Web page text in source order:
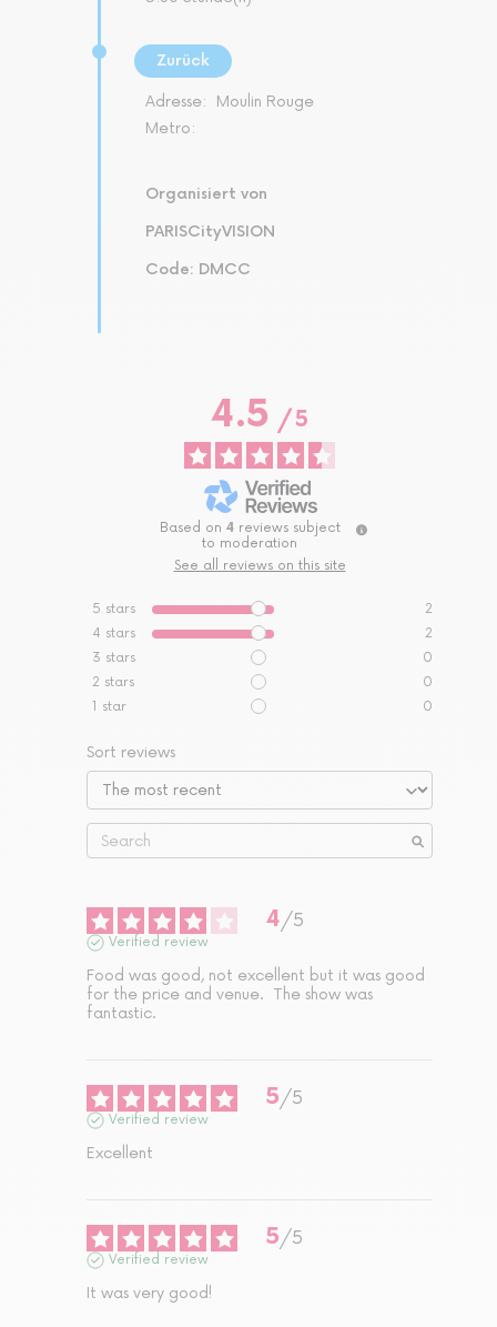
Zurück
Adresse:
Moulin Rouge
Metro:
Organisiert von
PARISCityVISION
Code: DMCC
4.5 / 5
Based on 4 reviews subject
to moderation
See all reviews on this site
5 stars
2
4 stars
2
3 stars
0
2 stars
0
1 star 0
Sort reviews
4/5
Verified review
Food was good, not excellent but it was good
for the price and venue.  The show was
fantastic.
5/5
Verified review
Excellent
5/5
Verified review
It was very good!